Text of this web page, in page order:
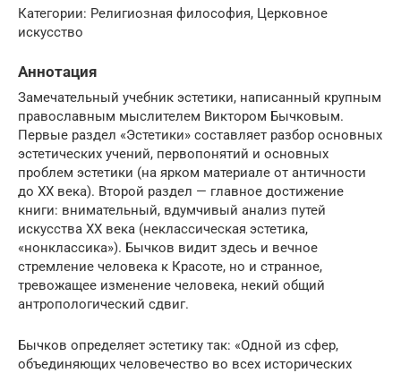
Категории: Религиозная философия, Церковное
искусство
Аннотация
Замечательный учебник эстетики, написанный крупным
православным мыслителем Виктором Бычковым.
Первые раздел «Эстетики» составляет разбор основных
эстетических учений, первопонятий и основных
проблем эстетики (на ярком материале от античности
до XX века). Второй раздел — главное достижение
книги: внимательный, вдумчивый анализ путей
искусства XX века (неклассическая эстетика,
«нонклассика»). Бычков видит здесь и вечное
стремление человека к Красоте, но и странное,
тревожащее изменение человека, некий общий
антропологический сдвиг.
Бычков определяет эстетику так: «Одной из сфер,
объединяющих человечество во всех исторических